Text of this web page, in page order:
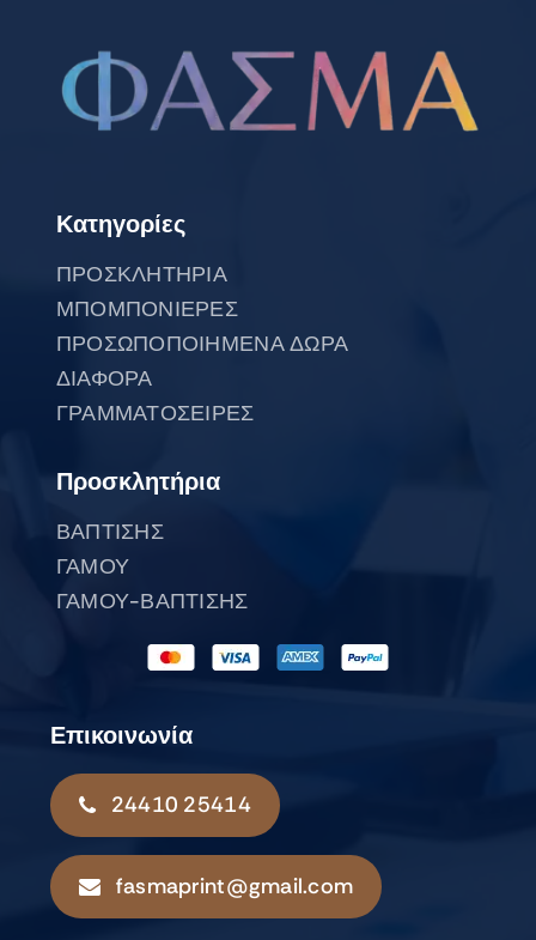
Κατηγορίες
ΠΡΟΣΚΛΗΤΗΡΙΑ
ΜΠΟΜΠΟΝΙΕΡΕΣ
ΠΡΟΣΩΠΟΠΟΙΗΜΕΝΑ ΔΩΡΑ
ΔΙΑΦΟΡΑ
ΓΡΑΜΜΑΤΟΣΕΙΡΕΣ
Προσκλητήρια
ΒΑΠΤΙΣΗΣ
ΓΑΜΟΥ
ΓΑΜΟΥ-ΒΑΠΤΙΣΗΣ
Επικοινωνία
24410 25414
fasmaprint@gmail.com